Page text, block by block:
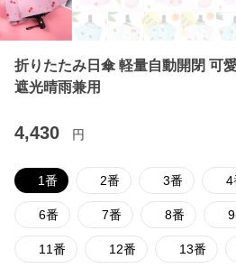
折りたたみ日傘 軽量自動開閉 可
遮光晴雨兼用
4,430 円
1番 2番 3番 4
6番 7番 8番 9
11番 12番 13番